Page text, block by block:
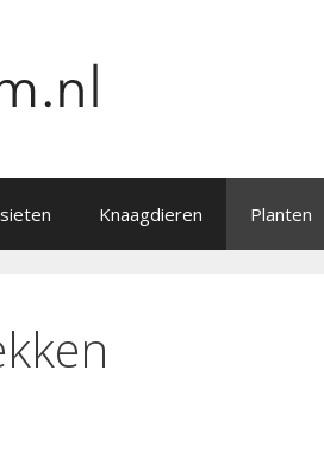
Knaagdieren Planten